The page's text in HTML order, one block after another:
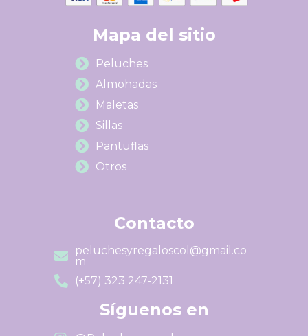
Mapa del sitio
Peluches
Almohadas
Maletas
Sillas
Pantuflas
Otros
Contacto
peluchesyregaloscol@gmail.co
m
(+57) 323 247-2131
Síguenos en